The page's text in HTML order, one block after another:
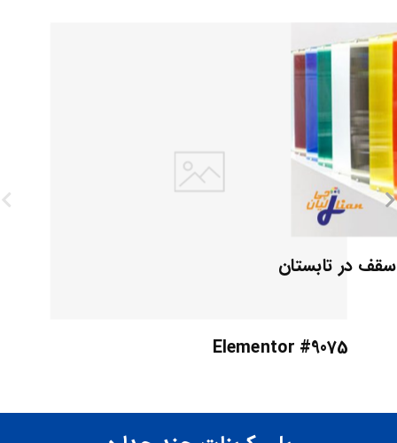
Elementor #9075
سقف در تابستان